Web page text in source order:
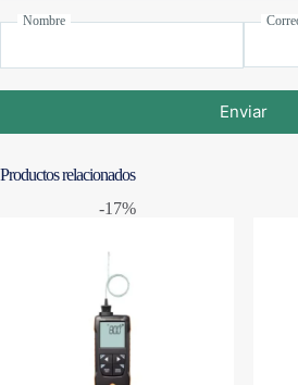
Nombre
Enviar
Productos relacionados
-17%